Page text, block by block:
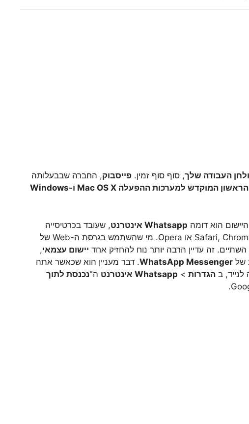
, סוף סוף זמין. פייסבוק, החברה שבבעלותה
היישום הראשון המוקדש למערכות ההפעלה Mac OS X ו-Windows
היישום הוא דומה Whatsapp אינטרנט
, שעובד בכרטיסייה
. Safari, Chrome, Firefox או Opera. מי שהשתמש בגרסת ה-Web של
השתיים. זה עדיין הרבה יותר נוח להחזיק אחד יישום עצמאי,
של WhatsApp Messenger. דבר מעניין הוא שכאשר אתה
לנייד, ב הגדרות > Whatsapp אינטרנט ה"נכנסת לתוך